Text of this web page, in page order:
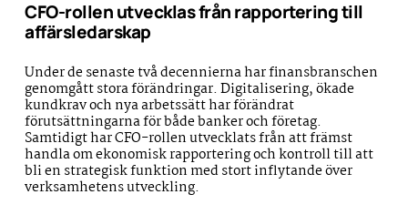
CFO-rollen utvecklas från rapportering till
affärsledarskap
Under de senaste två decennierna har finansbranschen
genomgått stora förändringar. Digitalisering, ökade
kundkrav och nya arbetssätt har förändrat
förutsättningarna för både banker och företag.
Samtidigt har CFO-rollen utvecklats från att främst
handla om ekonomisk rapportering och kontroll till att
bli en strategisk funktion med stort inflytande över
verksamhetens utveckling.